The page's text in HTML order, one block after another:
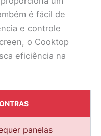
é fácil de
e controle
o Cooktop
eficiência na
panelas